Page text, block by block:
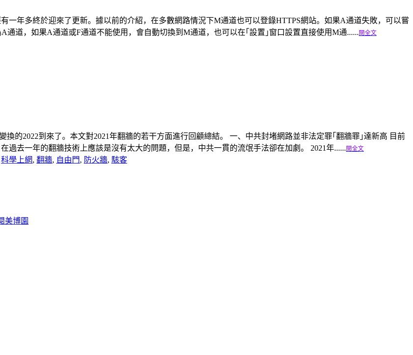
一年多終於迎來了更新。據以前的介紹，在多數網路情況下M通道也可以登錄HTTPS網站。如果A通道失敗，可以嘗
通道，如果A通道或F通道不能使用，會自動切換到M通道，也可以在｢設置｣窗口設置直接使用M通...... 閱全文
換的2022到來了。本文對2021年翻牆的若干方面進行回顧總結。 一、中共封堵網路並非法定罪｢翻牆罪｣達新高 目前
過去一年的翻牆技術上應該是沒有太大的問題，但是，中共一貫的流氓手法卻在加劇。 2021年...... 閱全文
科學上網, 翻牆, 自由門, 防火牆, 駭客